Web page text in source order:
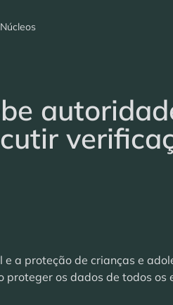
Núcleos
a proteção de crianças e
os dados de todos os